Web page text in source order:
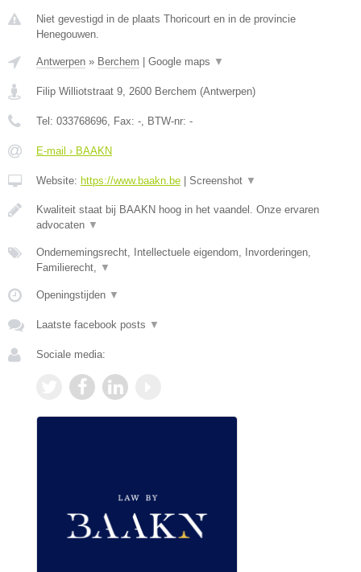
Niet gevestigd in de plaats Thoricourt en in de provincie
Henegouwen.
Antwerpen » Berchem Google maps ▼
Filip Williotstraat 9 2600 Berchem (Antwerpen)
Tel: 033768696 , Fax: - , BTW-nr: -
E-mail › BAAKN
Website: https://www.baakn.be Screenshot ▼
Kwaliteit staat bij BAAKN hoog in het vaandel. Onze ervaren
advocaten ▼
Ondernemingsrecht, Intellectuele eigendom, Invorderingen,
Familierecht,
▼
Openingstijden ▼
Laatste facebook posts ▼
Sociale media: